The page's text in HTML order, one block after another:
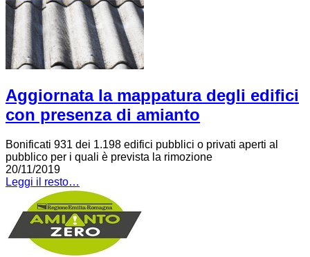
Aggiornata la mappatura degli edifici
con presenza di amianto
Bonificati 931 dei 1.198 edifici pubblici o privati aperti al
pubblico per i quali è prevista la rimozione
20/11/2019
Leggi il resto…